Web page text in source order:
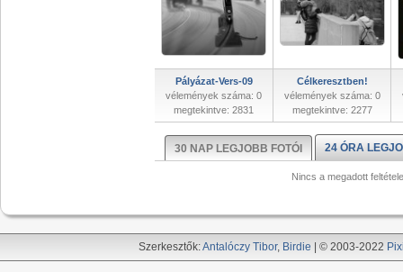
Pályázat-Vers-09
vélemények száma: 0
megtekintve: 2831
Célkeresztben!
vélemények száma: 0
megtekintve: 2277
30 NAP LEGJOBB FOTÓI 24 ÓRA
Nincs a megadott
Szerkesztők:Antalóczy Tibor, Birdie | © 2003-2022